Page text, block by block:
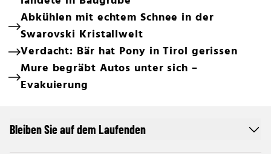
Abkühlen mit echtem Schnee in der
Swarovski Kristallwelt
Verdacht: Bär hat Pony in Tirol gerissen
Mure begräbt Autos unter sich –
Evakuierung
Bleiben Sie auf dem Laufenden